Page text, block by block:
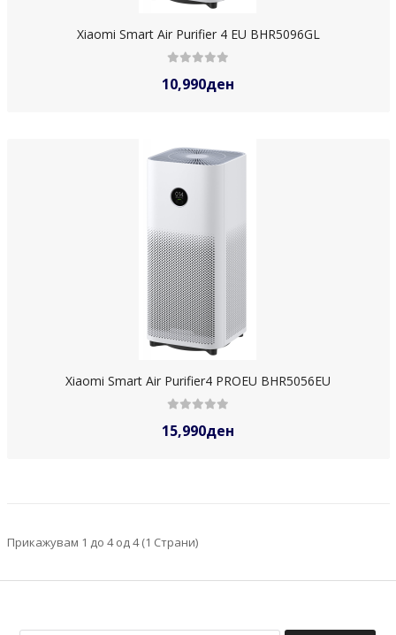
Xiaomi Smart Air Purifier 4 EU BHR5096GL
10,990ден
Xiaomi Smart Air Purifier4 PROEU BHR5056EU
15,990ден
Прикажувам 1 до 4 од 4 (1 Страни)